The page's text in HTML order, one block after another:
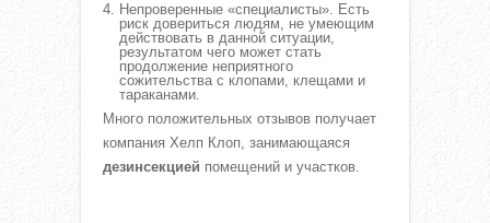
Непроверенные «специалисты». Есть
риск довериться людям, не умеющим
действовать в данной ситуации,
результатом чего может стать
продолжение неприятного
сожительства с клопами, клещами и
тараканами.
Много положительных отзывов получает
компания Хелп Клоп, занимающаяся
дезинсекцией помещений и участков.